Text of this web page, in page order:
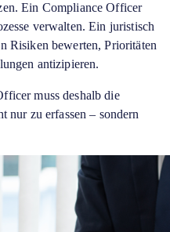
Ein Compliance Officer
verwalten. Ein juristisch
Risiken bewerten, Prioritäten
antizipieren.
muss deshalb die
nur zu erfassen – sondern